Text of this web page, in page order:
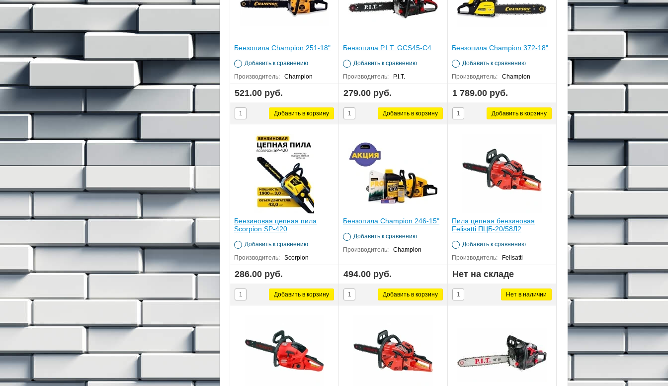
Бензопила Champion 251-18"
Добавить к сравнению
Производитель:
Champion
521.00 руб.
Бензопила P.I.T. GCS45-C4
Добавить к сравнению
Производитель:
P.I.T.
279.00 руб.
Бензопила Champion 372-18"
Добавить к сравнению
Производитель:
Champion
1 789.00 руб.
Бензиновая цепная пила
Scorpion SP-420
Добавить к сравнению
Производитель:
Scorpion
286.00 руб.
Бензопила Champion 246-15"
Добавить к сравнению
Производитель:
Champion
494.00 руб.
Пила цепная бензиновая
Felisatti ПЦБ-20/58Л2
Добавить к сравнению
Производитель:
Felisatti
Нет на складе